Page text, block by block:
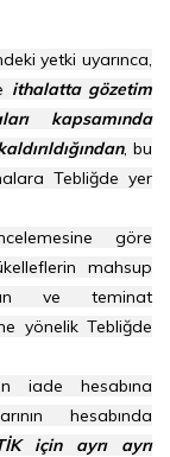
yetki uyarınca,
ithalatta gözetim
kapsamında
, bu
Tebliğde yer
göre
mahsup
ve teminat
yönelik Tebliğde
iade hesabına
hesabında
için ayrı ayrı